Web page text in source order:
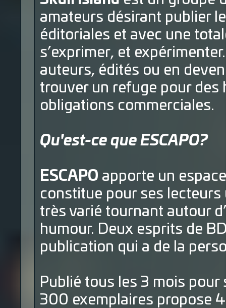
amateurs désirant publier
éditoriales et avec une
s’exprimer, et
auteurs, édités ou en
trouver un refuge pour des
obligations commerciales.
Qu'est-ce que ESCAPO?
ESCAPO apporte un
constitue pour ses lecteurs
très varié tournant autour
humour. Deux esprits de
publication qui a de la
Publié tous les 3 mois
300 exemplaires propose